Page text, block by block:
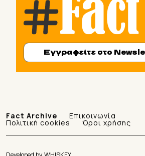
Εγγραφείτε στο
Fact Archive Επικοινωνία
Πολιτική cookies Όροι χρήσης